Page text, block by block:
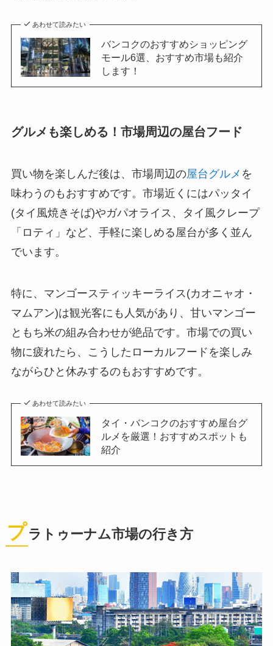
あわせて読みたい
バンコクのおすすめショッピング
モール6選、おすすめ市場も紹介
します！
グルメも楽しめる！市場周辺の屋台フード
買い物を楽しんだ後は、市場周辺の屋台グルメ を
味わうのもおすすめです。市場近くにはパッタイ
(タイ風焼きそば)やガパオライス、タイ風クレープ
「ロティ」など、手軽に楽しめる屋台が多く並ん
でいます。
特に、マンゴースティッキーライス(カオニャオ・
マムアン)は観光客にも人気があり、甘いマンゴー
ともち米の組み合わせが絶品です。市場での買い
物に疲れたら、こうしたローカルフードを楽しみ
ながらひと休みするのもおすすめです。
あわせて読みたい
タイ・バンコクのおすすめ屋台グ
ルメを厳選！おすすめスポットも
紹介
プラトゥーナム市場の行き方